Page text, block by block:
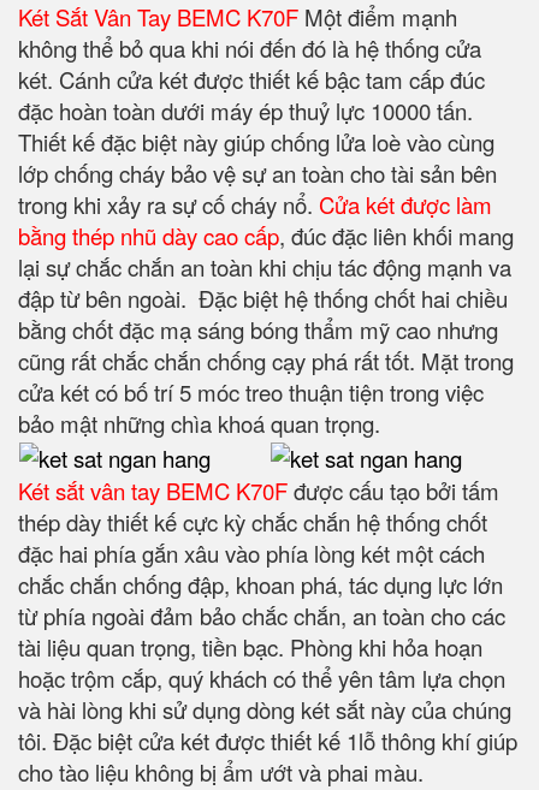
Két Sắt Vân Tay BEMC K70F Một điểm mạnh
không thể bỏ qua khi nói đến đó là hệ thống cửa
két. Cánh cửa két được thiết kế bậc tam cấp đúc
đặc hoàn toàn dưới máy ép thuỷ lực 10000 tấn.
Thiết kế đặc biệt này giúp chống lửa loè vào cùng
lớp chống cháy bảo vệ sự an toàn cho tài sản bên
trong khi xảy ra sự cố cháy nổ. Cửa két được làm
bằng thép nhũ dày cao cấp, đúc đặc liên khối mang
lại sự chắc chắn an toàn khi chịu tác động mạnh va
đập từ bên ngoài. Đặc biệt hệ thống chốt hai chiều
bằng chốt đặc mạ sáng bóng thẩm mỹ cao nhưng
cũng rất chắc chắn chống cạy phá rất tốt. Mặt trong
cửa két có bố trí 5 móc treo thuận tiện trong việc
bảo mật những chìa khoá quan trọng.
Két sắt vân tay BEMC K70Fđược cấu tạo bởi tấm
thép dày thiết kế cực kỳ chắc chắn hệ thống chốt
đặc hai phía gắn xâu vào phía lòng két một cách
chắc chắn chống đập, khoan phá, tác dụng lực lớn
từ phía ngoài đảm bảo chắc chắn, an toàn cho các
tài liệu quan trọng, tiền bạc. Phòng khi hỏa hoạn
hoặc trộm cắp, quý khách có thể yên tâm lựa chọn
và hài lòng khi sử dụng dòng két sắt này của chúng
tôi. Đặc biệt cửa két được thiết kế 1lỗ thông khí giúp
cho tào liệu không bị ẩm ướt và phai màu.